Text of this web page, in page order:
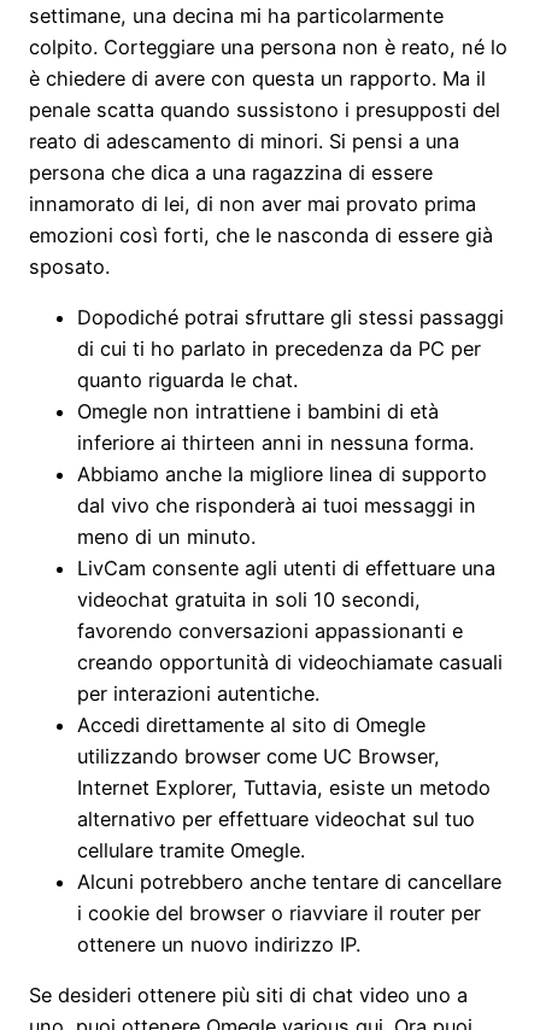
settimane, una decina mi ha particolarmente
colpito. Corteggiare una persona non è reato, né lo
è chiedere di avere con questa un rapporto. Ma il
penale scatta quando sussistono i presupposti del
reato di adescamento di minori. Si pensi a una
persona che dica a una ragazzina di essere
innamorato di lei, di non aver mai provato prima
emozioni così forti, che le nasconda di essere già
sposato.
Dopodiché potrai sfruttare gli stessi passaggi
di cui ti ho parlato in precedenza da PC per
quanto riguarda le chat.
Omegle non intrattiene i bambini di età
inferiore ai thirteen anni in nessuna forma.
Abbiamo anche la migliore linea di supporto
dal vivo che risponderà ai tuoi messaggi in
meno di un minuto.
LivCam consente agli utenti di effettuare una
videochat gratuita in soli 10 secondi,
favorendo conversazioni appassionanti e
creando opportunità di videochiamate casuali
per interazioni autentiche.
Accedi direttamente al sito di Omegle
utilizzando browser come UC Browser,
Internet Explorer, Tuttavia, esiste un metodo
alternativo per effettuare videochat sul tuo
cellulare tramite Omegle.
Alcuni potrebbero anche tentare di cancellare
i cookie del browser o riavviare il router per
ottenere un nuovo indirizzo IP.
Se desideri ottenere più siti di chat video uno a